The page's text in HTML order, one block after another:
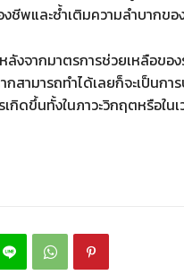
งชีพและซ้ำเติมความลำบากขอ
ลังจากมาตรการช่วยเหลือข
สามารถทำได้เลยก็จะเป็นกา
กิดขึ้นทั้งในภาวะวิกฤตหรือใน